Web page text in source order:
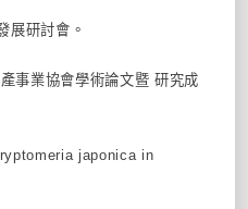
展研討會。
業協會學術論文暨 研究成
japonica in